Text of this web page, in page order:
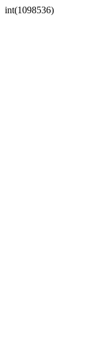
int(1098536)